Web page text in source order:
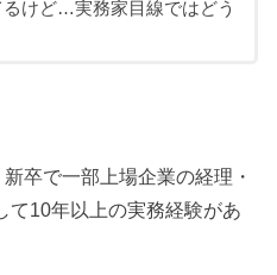
けど…実務家目線ではどう
新卒で一部上場企業の経理・
て10年以上の実務経験があ